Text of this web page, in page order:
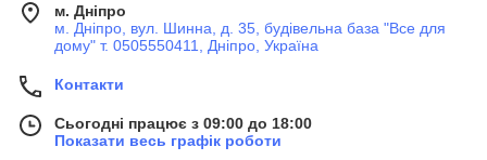
м. Дніпро
м. Дніпро, вул. Шинна, д. 35, будівельна база "Все для
дому" т. 0505550411, Дніпро, Україна
Контакти
Сьогодні працює з 09:00 до 18:00
Показати весь графік роботи